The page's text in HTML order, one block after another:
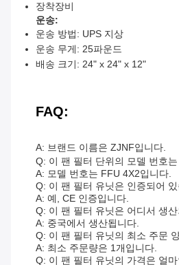
장착장비
운송:
운송 방법: UPS 지상
운송 무게: 25파운드
배송 크기: 24" x 24" x 12"
FAQ:
A: 브랜드 이름은 ZJNF입니다.
Q: 이 팬 필터 단위의 모델 번호
A: 모델 번호는 FFU 4X2입니다.
Q: 이 팬 필터 유닛은 인증되어
A: 예, CE 인증입니다.
Q: 이 팬 필터 유닛은 어디서 생
A: 중국에서 생산됩니다.
Q: 이 팬 필터 유닛의 최소 주문
A: 최소 주문량은 1개입니다.
Q: 이 팬 필터 유닛의 가격은 얼